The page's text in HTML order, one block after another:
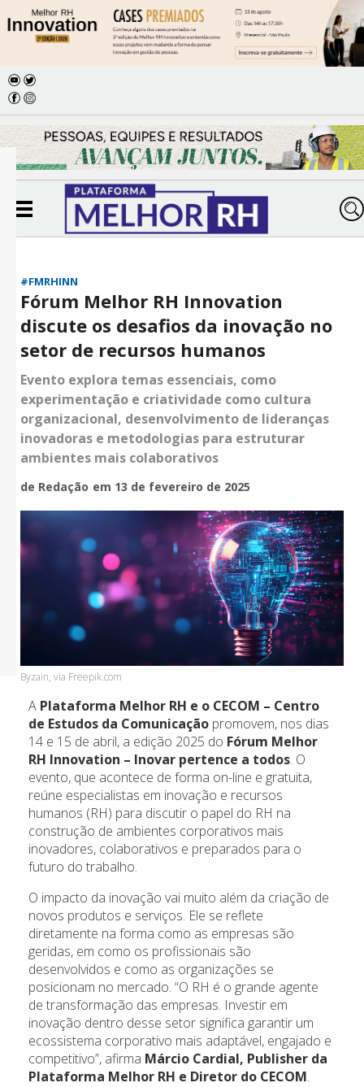
#FMRHINN
Fórum Melhor RH Innovation
discute os desafios da inovação no
setor de recursos humanos
Evento explora temas essenciais, como
experimentação e criatividade como cultura
organizacional, desenvolvimento de lideranças
inovadoras e metodologias para estruturar
ambientes mais colaborativos
de Redação em 13 de fevereiro de 2025
Byzain, via Freepik.com
A Plataforma Melhor RH e o CECOM – Centro
de Estudos da Comunicação promovem, nos dias
14 e 15 de abril, a edição 2025 do Fórum Melhor
RH Innovation – Inovar pertence a todos. O
evento, que acontece de forma on-line e gratuita,
reúne especialistas em inovação e recursos
humanos (RH) para discutir o papel do RH na
construção de ambientes corporativos mais
inovadores, colaborativos e preparados para o
futuro do trabalho.
O impacto da inovação vai muito além da criação de
novos produtos e serviços. Ele se reflete
diretamente na forma como as empresas são
geridas, em como os profissionais são
desenvolvidos e como as organizações se
posicionam no mercado. “O RH é o grande agente
de transformação das empresas. Investir em
inovação dentro desse setor significa garantir um
ecossistema corporativo mais adaptável, engajado e
competitivo”, afirma Márcio Cardial, Publisher da
Plataforma Melhor RH e Diretor do CECOM.